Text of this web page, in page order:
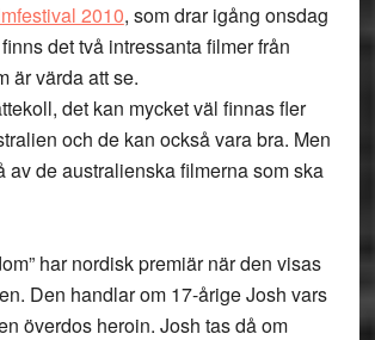
2010, som drar igång onsdag
det två intressanta filmer från
är värda att se.
det kan mycket väl finnas fler
och de kan också vara bra. Men
av de australienska filmerna som ska
har nordisk premiär när den visas
Den handlar om 17-årige Josh vars
överdos heroin. Josh tas då om